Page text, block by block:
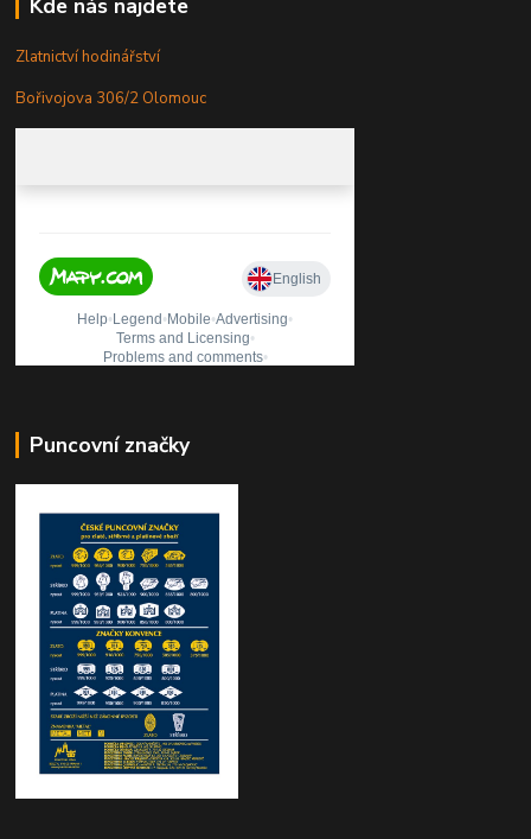
Kde nás najdete
Zlatnictví hodinářství
Bořivojova 306/2 Olomouc
Puncovní značky